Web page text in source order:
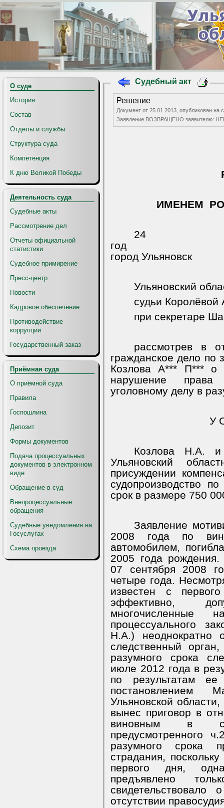
О суде
История
Состав
Отделы и службы
Структура суда
Компетенция
К дню Великой Победы
Деятельность суда
Судебные акты
Рассмотрение дел
Отчеты официальной
статистики
Судебное примирение
Пресс-центр
Новости
Кадровое обеспечение
Противодействие
коррупции
Государственный заказ
Приёмная суда
О приёмной суда
Правила
Госпошлина
Депозит
Формы документов
Подача процессуальных
документов в электронном
виде
Обращение в суд
Внепроцессуальные
обращения
Судебные уведомления на
Госуслугах
Схема проезда
Судебный акт
Решение
Документ от 25.01.2013, опубликован на
Заявление ВОЗВРАЩЕНО заявителю:
ИМЕНЕМ
24
год
город Ульяновск
Ульяновский
судьи Королёвой
при секретаре
рассмотрев в
гражданское дело по
Козлова А*** П*** о
нарушение права
уголовному делу в
У
Козлова Н.А.
Ульяновский
присуждении
судопроизводство
срок в размере 750
Заявление
2008 года по
автомобилем,
2005 года
07 сентября 2008
четыре года.
известен с
эффективно,
многочисленные
процессуального
Н.А.)
следственный
разумного срока
июле 2012 года в
по результатам
постановлением
Ульяновской
вынес приговор в
виновным в
предусмотренного
разумного срока
страдания,
первого дня,
предъявлено
отсутствии